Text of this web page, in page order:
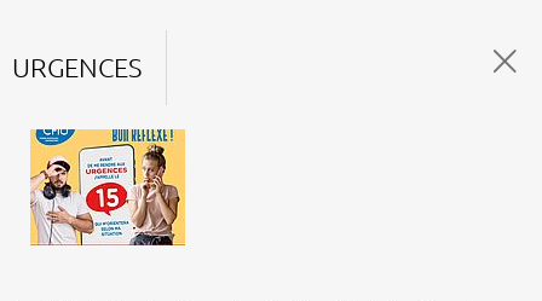
URGENCES